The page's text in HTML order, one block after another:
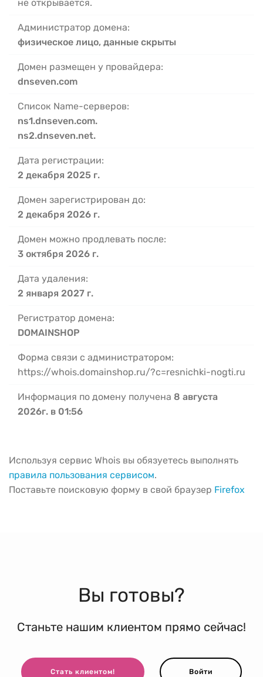
не открывается.
Администратор домена:
физическое лицо, данные скрыты
Домен размещен у провайдера:
dnseven.com
Список Name-серверов:
ns1.dnseven.com.
ns2.dnseven.net.
Дата регистрации:
2 декабря 2025 г.
Домен зарегистрирован до:
2 декабря 2026 г.
Домен можно продлевать после:
3 октября 2026 г.
Дата удаления:
2 января 2027 г.
Регистратор домена:
DOMAINSHOP
Форма связи с администратором:
https://whois.domainshop.ru/?c=resnichki-nogti.ru
Информация по домену получена 8 августа
2026г. в 01:56
Используя сервис Whois вы обязуетесь выполнять
правила пользования сервисом.
Поставьте поисковую форму в свой браузер Firefox
Вы готовы?
Станьте нашим клиентом прямо сейчас!
Стать клиентом! Войти